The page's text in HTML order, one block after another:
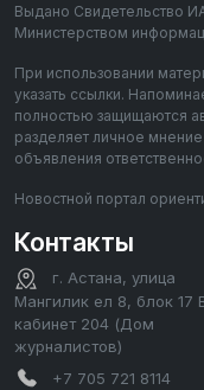
Выдано Свидетельство
Министерством
При использовании
указать ссылки.
полностью защищаются
разделяет личное
объявления
Новостной портал
Контакты
г. Астана, улица
Мангилик ел 8, блок 17
кабинет 204 (Дом
журналистов)
+7 705 721 8114